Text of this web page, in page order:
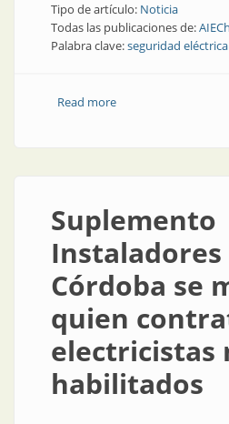
Tipo de artículo: Noticia
Todas las publicaciones de:AIECh
Palabra clave:seguridad eléctrica
Read moreabout Suplemento
Suplemento
Instaladores
Córdoba se
quien
electricistas
habilitados